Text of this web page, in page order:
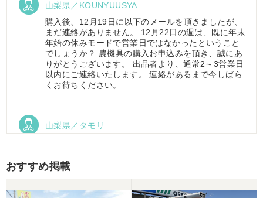
山梨県／KOUNYUUSYA
購入後、12月19日に以下のメールを頂きましたが、
まだ連絡がありません。 12月22日の週は、既に年末
年始の休みモードで営業日ではなかったということ
でしょうか？ 農機具の購入お申込みを頂き、誠にあ
りがとうございます。 出品者より、通常2～3営業日
以内にご連絡いたします。 連絡があるまで今しばら
くお待ちください。
山梨県／タモリ
だきます。ありがとうございました。
おすすめ掲載